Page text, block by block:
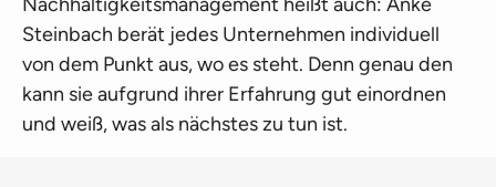
Steinbach berät jedes Unternehmen individuell
von dem Punkt aus, wo es steht. Denn genau den
kann sie aufgrund ihrer Erfahrung gut einordnen
und weiß, was als nächstes zu tun ist.